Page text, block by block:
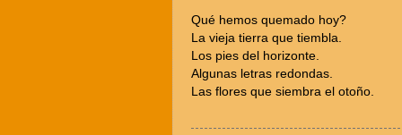
Qué hemos quemado hoy?
La vieja tierra que tiembla.
Los pies del horizonte.
Algunas letras redondas.
Las flores que siembra el otoño.